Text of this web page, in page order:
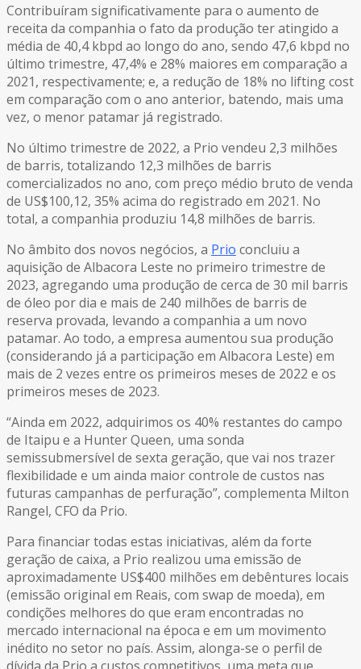
Contribuíram significativamente para o aumento de
receita da companhia o fato da produção ter atingido a
média de 40,4 kbpd ao longo do ano, sendo 47,6 kbpd no
último trimestre, 47,4% e 28% maiores em comparação a
2021, respectivamente; e, a redução de 18% no lifting cost
em comparação com o ano anterior, batendo, mais uma
vez, o menor patamar já registrado.
No último trimestre de 2022, a Prio vendeu 2,3 milhões
de barris, totalizando 12,3 milhões de barris
comercializados no ano, com preço médio bruto de venda
de US$100,12, 35% acima do registrado em 2021. No
total, a companhia produziu 14,8 milhões de barris.
No âmbito dos novos negócios, a Prio concluiu a
aquisição de Albacora Leste no primeiro trimestre de
2023, agregando uma produção de cerca de 30 mil barris
de óleo por dia e mais de 240 milhões de barris de
reserva provada, levando a companhia a um novo
patamar. Ao todo, a empresa aumentou sua produção
(considerando já a participação em Albacora Leste) em
mais de 2 vezes entre os primeiros meses de 2022 e os
primeiros meses de 2023.
“Ainda em 2022, adquirimos os 40% restantes do campo
de Itaipu e a Hunter Queen, uma sonda
semissubmersível de sexta geração, que vai nos trazer
flexibilidade e um ainda maior controle de custos nas
futuras campanhas de perfuração”, complementa Milton
Rangel, CFO da Prio.
Para financiar todas estas iniciativas, além da forte
geração de caixa, a Prio realizou uma emissão de
aproximadamente US$400 milhões em debêntures locais
(emissão original em Reais, com swap de moeda), em
condições melhores do que eram encontradas no
mercado internacional na época e em um movimento
inédito no setor no país. Assim, alonga-se o perfil de